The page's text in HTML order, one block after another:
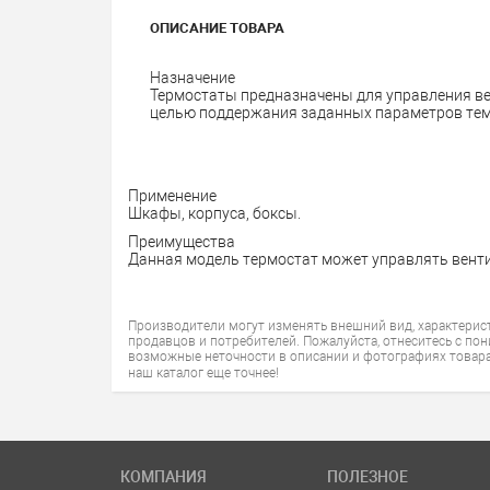
ОПИСАНИЕ ТОВАРА
Назначение
Термостаты предназначены для управления
целью поддержания заданных параметров
Применение
Шкафы, корпуса, боксы.
Преимущества
Данная модель термостат может управлять
Производители могут изменять внешний вид,
продавцов и потребителей. Пожалуйста, отнеситесь с
возможные неточности в описании и фотографиях
наш каталог еще точнее!
КОМПАНИЯ ПОЛЕЗНОЕ